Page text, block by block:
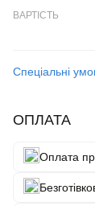
Спеціальні
ОПЛАТА
Оплата